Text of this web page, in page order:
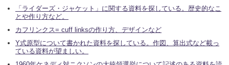
「ライダーズ・ジャケット」に関する資料を探している。歴史的なこ
とや作り方など。
カフリンクス= cuff linksの作り方、デザインなど
Y式原型について書かれた資料を探している。作図、算出式など載っ
ている資料が望ましい。